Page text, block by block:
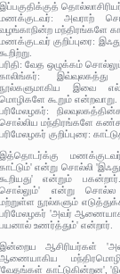
இப்பகுதிக்குத்
மணக்குடவர்: அவராற்
வழங்காநின்ற மந்திரங்களே
மணக்குடவர் குறிப்புரை:
கூறிற்று.
பரிதி: வேத ஒழுக்கம்
காலிங்கர்:
நூல்களுமாகிய இவை
மொழிகளே கூறும் என்றவாறு.
பரிமேலழகர்:
சொல்லிய மந்திரங்களே
பரிமேலழகர் குறிப்புரை:
இத்தொடர்க்கு
காட்டும்' என்று சொல்லி
கூறியது' என்றும்
சொல்லும்' என்று சொல்ல
மற்றுள்ள நூல்களும்
பரிமேலழகர் 'அவர்
பயனால் உணர்த்தும்' என்றார்.
இன்றைய ஆசிரியர்கள்
ஆணையாகிய
'வேதங்கள் காட்டுகின்றன',